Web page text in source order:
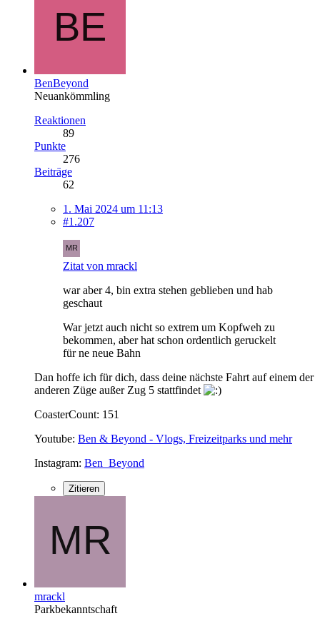
BenBeyond
Neuankömmling
Reaktionen
89
Punkte
276
Beiträge
62
1. Mai 2024 um 11:13
#1.207
Zitat von mrackl
war aber 4, bin extra stehen geblieben und hab
geschaut
War jetzt auch nicht so extrem um Kopfweh zu
bekommen, aber hat schon ordentlich geruckelt
für ne neue Bahn
Dan hoffe ich für dich, dass deine nächste Fahrt auf einem der
anderen Züge außer Zug 5 stattfindet
CoasterCount: 151
Youtube: Ben & Beyond - Vlogs, Freizeitparks und mehr
Instagram: Ben_Beyond
Zitieren
mrackl
Parkbekanntschaft